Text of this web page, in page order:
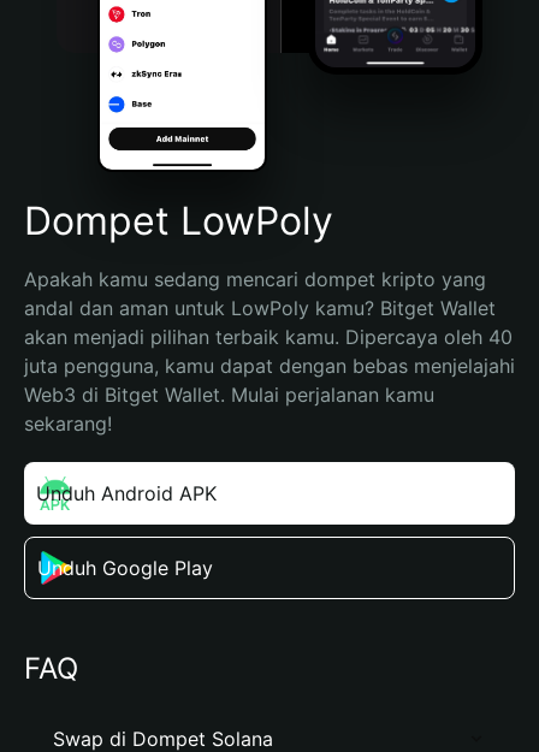
Português (Brasil)
Español (Argentina)
Dompet LowPoly
Apakah kamu sedang mencari dompet kripto yang
andal dan aman untuk LowPoly kamu? Bitget Wallet
akan menjadi pilihan terbaik kamu. Dipercaya oleh 40
juta pengguna, kamu dapat dengan bebas menjelajahi
Web3 di Bitget Wallet. Mulai perjalanan kamu
sekarang!
Unduh Android APK
Unduh Google Play
FAQ
Swap di Dompet Solana